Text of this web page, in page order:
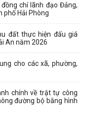
chí lãnh đạo Đảng,
phố Hải Phòng
đất thực hiện đấu giá
An năm 2026
cho các xã, phường,
chính về trật tự công
đường bộ bằng hình